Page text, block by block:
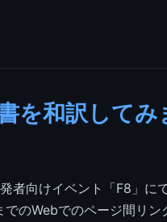
を和訳してみ
者向けイベント「F8」に
のWebでのページ間リ